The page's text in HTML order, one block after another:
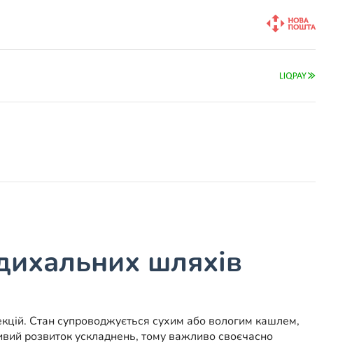
шляхів
Стан супроводжується сухим або вологим кашлем,
розвиток ускладнень, тому важливо своєчасно